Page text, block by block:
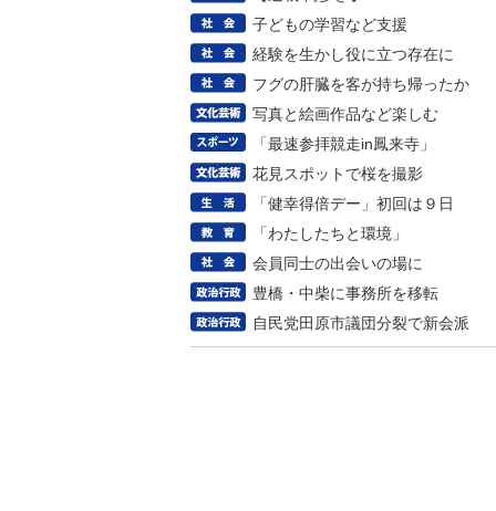
子どもの学習など支援
経験を生かし役に立つ存在に
フグの肝臓を客が持ち帰ったか
写真と絵画作品など楽しむ
「最速参拝競走in鳳来寺」
花見スポットで桜を撮影
「健幸得倍デー」初回は９日
「わたしたちと環境」
会員同士の出会いの場に
豊橋・中柴に事務所を移転
自民党田原市議団分裂で新会派